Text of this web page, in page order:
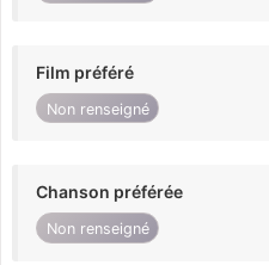
Film préféré
Non renseigné
Chanson préférée
Non renseigné